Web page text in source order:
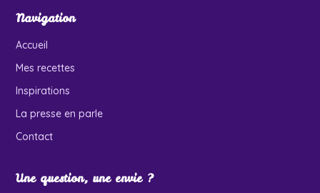
Navigation
Accueil
Mes recettes
Inspirations
La presse en parle
Contact
Une question, une envie ?